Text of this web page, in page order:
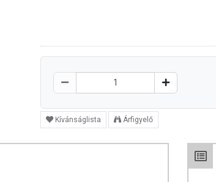
Kívánságlista Árfigyelő